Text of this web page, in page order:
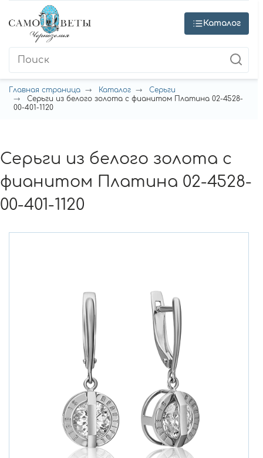
Каталог
Главная страница Каталог
Серьги
Серьги из белого золота с фианитом Платина 02-4528-
00-401-1120
Серьги из белого золота с
фианитом Платина 02-4528-
00-401-1120